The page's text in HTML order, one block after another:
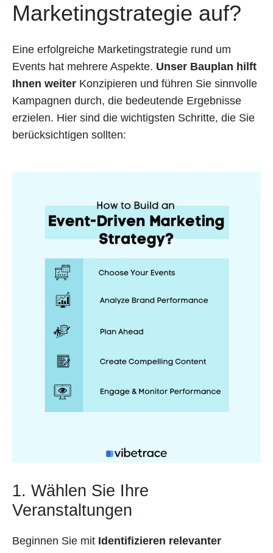
Marketingstrategie auf?
Eine erfolgreiche Marketingstrategie rund um
Events hat mehrere Aspekte. Unser Bauplan hilft
Ihnen weiter Konzipieren und führen Sie sinnvolle
Kampagnen durch, die bedeutende Ergebnisse
erzielen. Hier sind die wichtigsten Schritte, die Sie
berücksichtigen sollten:
1. Wählen Sie Ihre
Veranstaltungen
Beginnen Sie mit Identifizieren relevanter